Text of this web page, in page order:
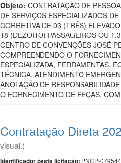
Objeto: CONTRATAÇÃO DE
DE SERVIÇOS ESPECIALIZADOS
CORRETIVA DE 03 (TRÊS)
18 (DEZOITO) PASSAGEIROS OU
CENTRO DE CONVENÇÕES JOSÉ
COMPREENDENDO O
ESPECIALIZADA, FERRAMENTAS,
TÉCNICA, ATENDIMENTO
ANOTAÇÃO DE
O FORNECIMENTO DE PEÇAS,
Contratação Direta
visual.)
Identificador desta licitação: PNCP-